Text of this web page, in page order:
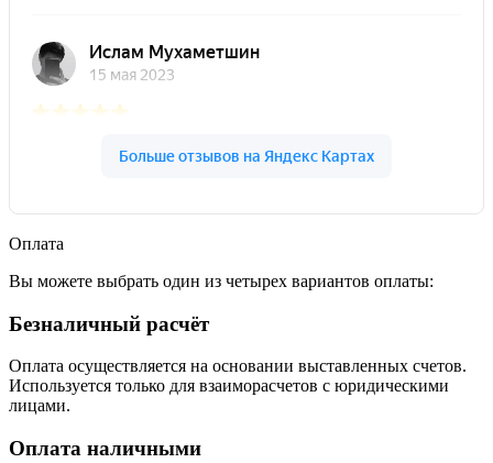
Оплата
Вы можете выбрать один из четырех вариантов оплаты:
Безналичный расчёт
Оплата осуществляется на основании выставленных счетов.
Используется только для взаиморасчетов с юридическими
лицами.
Оплата наличными